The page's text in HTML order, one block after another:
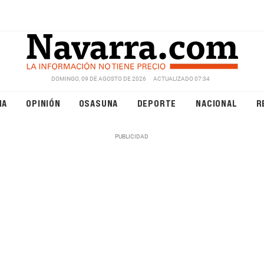
DOMINGO, 09 DE AGOSTO DE 2026 ACTUALIZADO 07:34
OPINIÓN OSASUNA DEPORTE NACIONAL